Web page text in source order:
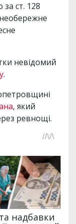
за ст. 128
невідомий
.
, який
ревнощі.